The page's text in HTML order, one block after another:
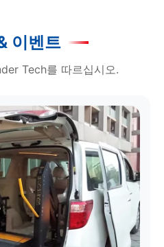
이벤트
Tech를 따르십시오.